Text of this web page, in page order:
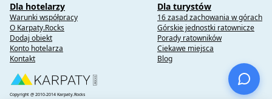
Dla hotelarzy
Warunki współpracy
O Karpaty.Rocks
Dodaj obiekt
Konto hotelarza
Kontakt
Dla turystów
16 zasad zachowania w górach
Górskie jednostki ratownicze
Porady ratowników
Ciekawe miejsca
Blog
Copyright @ 2010-2014 Karpaty.Rocks